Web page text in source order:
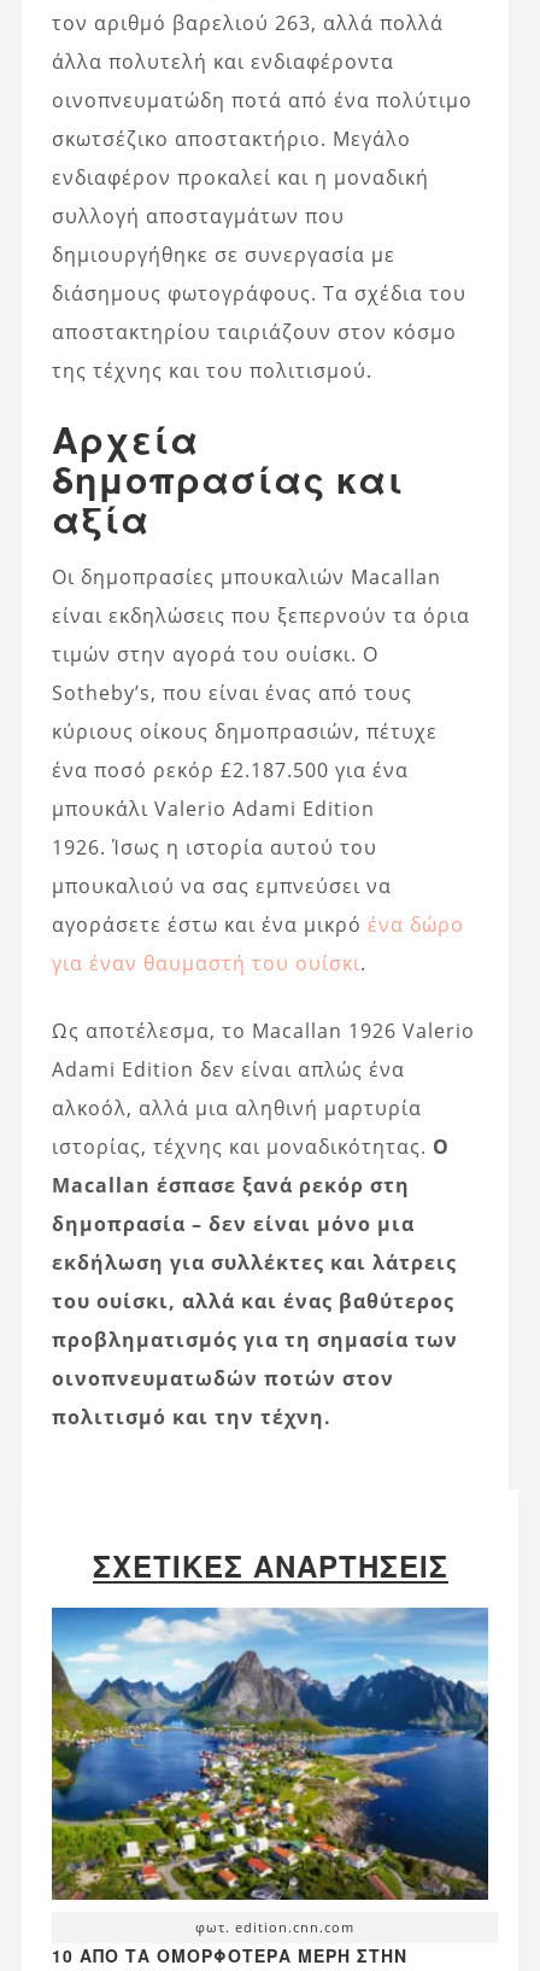
τον αριθμό βαρελιού 263, αλλά πολλά
άλλα πολυτελή και ενδιαφέροντα
οινοπνευματώδη ποτά από ένα πολύτιμο
σκωτσέζικο αποστακτήριο. Μεγάλο
ενδιαφέρον προκαλεί και η μοναδική
συλλογή αποσταγμάτων που
δημιουργήθηκε σε συνεργασία με
διάσημους φωτογράφους. Τα σχέδια του
αποστακτηρίου ταιριάζουν στον κόσμο
της τέχνης και του πολιτισμού.
Αρχεία
δημοπρασίας και
αξία
Οι δημοπρασίες μπουκαλιών Macallan
είναι εκδηλώσεις που ξεπερνούν τα όρια
τιμών στην αγορά του ουίσκι. Ο
Sotheby’s, που είναι ένας από τους
κύριους οίκους δημοπρασιών, πέτυχε
ένα ποσό ρεκόρ £2.187.500 για ένα
μπουκάλι Valerio Adami Edition
1926. Ίσως η ιστορία αυτού του
μπουκαλιού να σας εμπνεύσει να
αγοράσετε έστω και ένα μικρό ένα δώρο
για έναν θαυμαστή του ουίσκι.
Ως αποτέλεσμα, το Macallan 1926 Valerio
Adami Edition δεν είναι απλώς ένα
αλκοόλ, αλλά μια αληθινή μαρτυρία
ιστορίας, τέχνης και μοναδικότητας. Ο
Macallan έσπασε ξανά ρεκόρ στη
δημοπρασία – δεν είναι μόνο μια
εκδήλωση για συλλέκτες και λάτρεις
του ουίσκι, αλλά και ένας βαθύτερος
προβληματισμός για τη σημασία των
οινοπνευματωδών ποτών στον
πολιτισμό και την τέχνη.
ΣΧΕΤΙΚΈΣ ΑΝΑΡΤΉΣΕΙΣ
φωτ. edition.cnn.com
10 ΑΠΌ ΤΑ ΟΜΟΡΦΌΤΕΡΑ ΜΈΡΗ ΣΤΗΝ